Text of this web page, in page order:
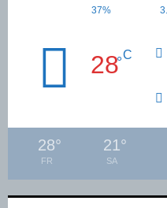
37%
28°C
28°
FR
21°
SA